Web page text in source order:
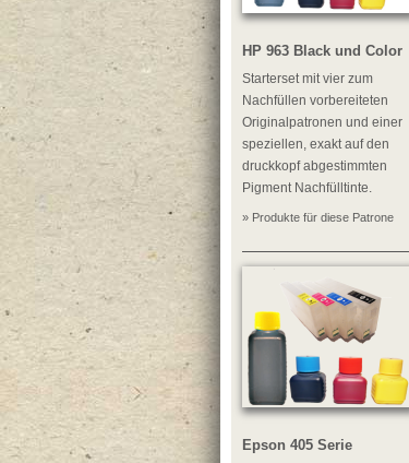
HP 963 Black und Color
Starterset mit vier zum
Nachfüllen vorbereiteten
Originalpatronen und einer
speziellen, exakt auf den
druckkopf abgestimmten
Pigment Nachfülltinte.
» Produkte für diese Patrone
Epson 405 Serie